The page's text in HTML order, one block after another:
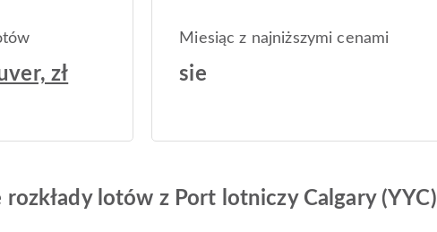
zł
Miesiąc z najniższymi cenami
sie
lotów z Port lotniczy Calgary (YYC)